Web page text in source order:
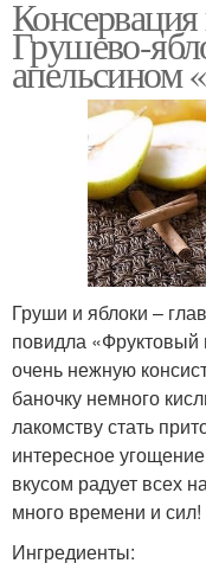
Грушево-
апельсином
Груши и яблоки –
повидла «Фруктовый
очень нежную
баночку немного
лакомству стать
интересное
вкусом радует всех
много времени и сил!
Ингредиенты: